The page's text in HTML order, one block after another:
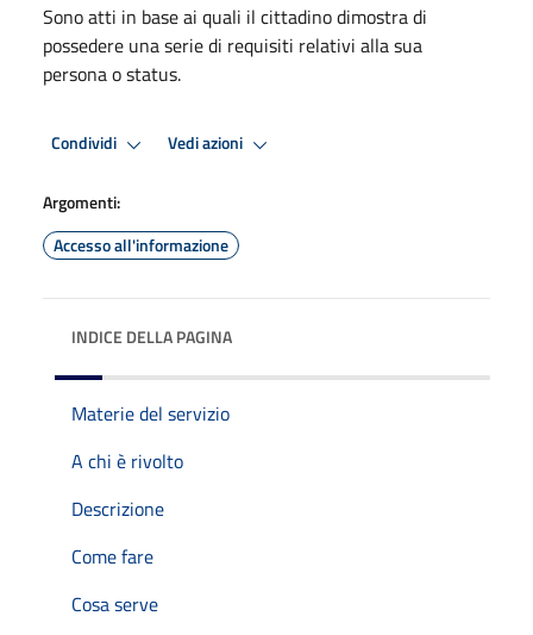
Sono atti in base ai quali il cittadino dimostra di
possedere una serie di requisiti relativi alla sua
persona o status.
Condividi Vedi azioni
Argomenti:
Accesso all'informazione
INDICE DELLA PAGINA
Materie del servizio
A chi è rivolto
Descrizione
Come fare
Cosa serve